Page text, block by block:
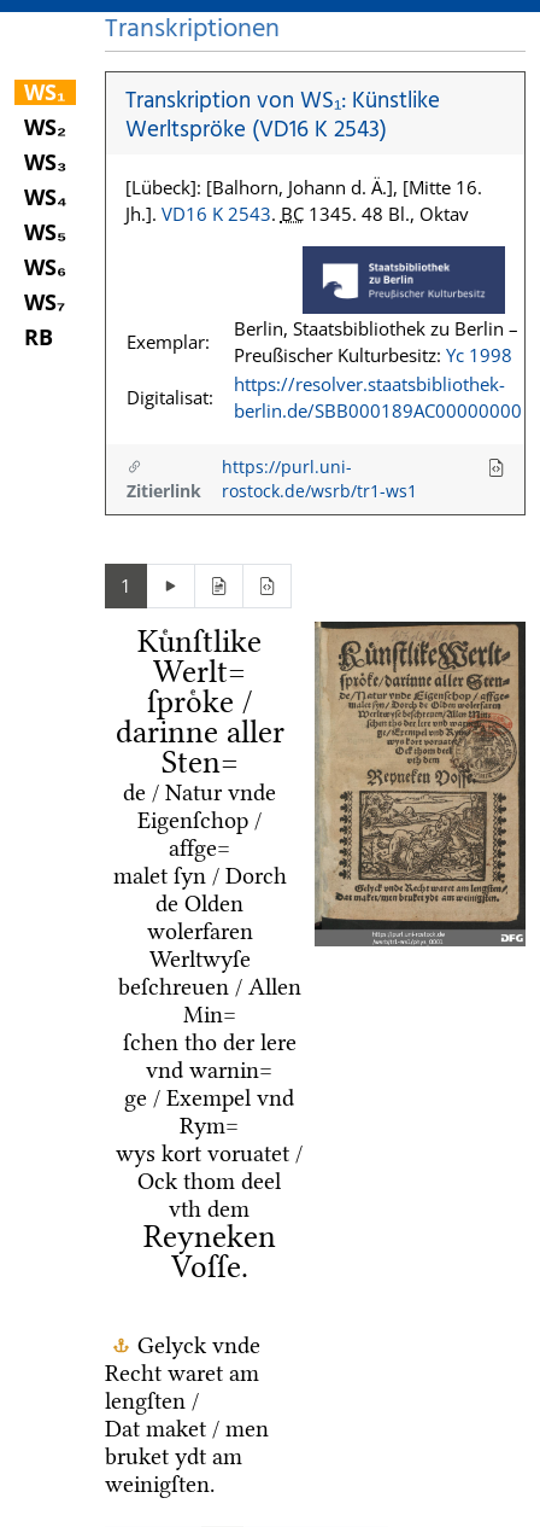
WS₁
WS₂
WS₃
WS₄
WS₅
WS₆
WS₇
RB
Transkriptionen
Transkription von WS₁: Künstlike
Werltspröke (VD16 K 2543)
[Lübeck]: [Balhorn, Johann d. Ä.], [Mitte 16.
Jh.]. VD16 K 2543. BC1345. 48 Bl., Oktav
Exemplar:
Berlin, Staatsbibliothek zu Berlin –
Preußischer Kulturbesitz: Yc 1998
Digitalisat:
https://resolver.staatsbibliothek-
berlin.de/SBB000189AC00000000
Zitierlink
https://purl.uni-
rostock.de/wsrb/tr1-ws1
1
Kuͤnſtlike
Werlt=
ſproͤke /
darinne aller
Sten=
de / Natur vnde
Eigenſchop /
affge=
malet ſyn / Dorch
de Olden
wolerfaren
Werltwyſe
beſchreuen / Allen
Min=
ſchen tho der lere
vnd warnin=
ge / Exempel vnd
Rym=
wys kort voruatet /
Ock thom deel
vth dem
Reyneken
Voſſe.
Gelyck vnde
Recht waret am
lengſten /
Dat maket / men
bruket ydt am
weinigſten.